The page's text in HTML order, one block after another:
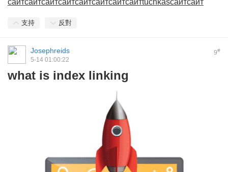
支持 反對
9#
Josephreids
5-14 01:00:22
what is index linking